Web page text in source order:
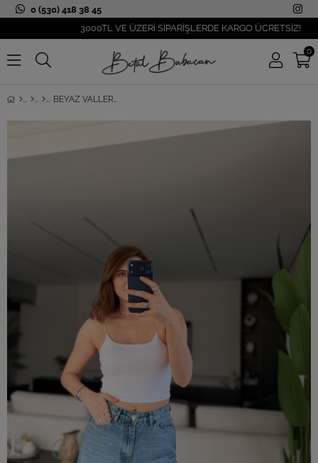
0 (530) 418 38 45
3000TL VE ÜZERİ SİPARİŞLERDE KARGO ÜCRETSİZ!
0
BEYAZ VALLERE İP ASKILI ATLET